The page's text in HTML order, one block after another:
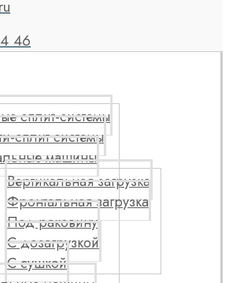
46
сплит-системы
сплит системы
машины
Вертикальная загрузка
Фронтальная загрузка
Под раковину
С дозагрузкой
С сушкой